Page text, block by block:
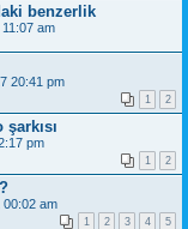
benzerlik
am
20:41 pm
1 2
pm
1 2
00:02 am
1 2 3 4 5